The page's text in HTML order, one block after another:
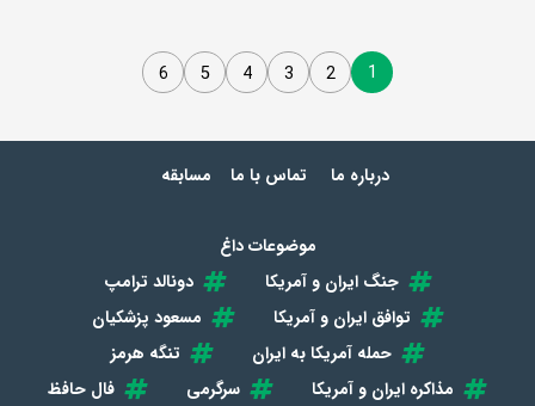
1
2
3
4
5
6
درباره ما تماس با ما مسابقه
موضوعات داغ
جنگ ایران و آمریکا
دونالد ترامپ
توافق ایران و آمریکا
مسعود پزشکیان
حمله آمریکا به ایران
تنگه هرمز
مذاکره ایران و آمریکا
سرگرمی فال حافظ